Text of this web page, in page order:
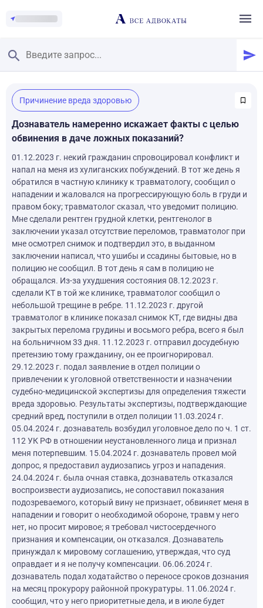
Главная
/
Смотреть заданные вопросы
/
Задать вопрос
Причинение вреда здоровью
Дознаватель намеренно искажает факты с целью
обвинения в даче ложных показаний?
01.12.2023 г. некий гражданин спровоцировал конфликт и
напал на меня из хулиганских побуждений. В тот же день я
обратился в частную клинику к травматологу, сообщил о
нападении и жаловался на прогрессирующую боль в груди и
правом боку; травматолог сказал, что уведомит полицию.
Мне сделали рентген грудной клетки, рентгенолог в
заключении указал отсутствие переломов, травматолог при
мне осмотрел снимок и подтвердил это, в выданном
заключении написал, что ушибы и ссадины бытовые, но в
полицию не сообщил. В тот день я сам в полицию не
обращался. Из-за ухудшения состояния 08.12.2023 г.
сделали КТ в той же клинике, травматолог сообщил о
небольшой трещине в ребре. 11.12.2023 г. другой
травматолог в клинике показал снимок КТ, где видны два
закрытых перелома грудины и восьмого ребра, всего я был
на больничном 33 дня. 11.12.2023 г. отправил досудебную
претензию тому гражданину, он ее проигнорировал.
29.12.2023 г. подал заявление в отдел полиции о
привлечении к уголовной ответственности и назначении
судебно-медицинской экспертизы для определения тяжести
вреда здоровью. Результаты экспертизы, подтверждающие
средний вред, поступили в отдел полиции 11.03.2024 г.
05.04.2024 г. дознаватель возбудил уголовное дело по ч. 1 ст.
112 УК РФ в отношении неустановленного лица и признал
меня потерпевшим. 15.04.2024 г. дознаватель провел мой
допрос, я предоставил аудиозапись угроз и нападения.
24.04.2024 г. была очная ставка, дознаватель отказался
воспроизвести аудиозапись, не сопоставил показания
подозреваемого, который вину не признает, обвиняет меня в
нападении и говорит о необходимой обороне, травм у него
нет, но просит мировое; я требовал чистосердечного
признания и компенсации, он отказался. Дознаватель
принуждал к мировому соглашению, утверждая, что суд
оправдает и я не получу компенсации. 06.06.2024 г.
дознаватель подал ходатайство о переносе сроков дознания
на месяц прокурору районной прокуратуры. 11.06.2024 г.
сообщил, что у него приоритетные дела, и в июле будет